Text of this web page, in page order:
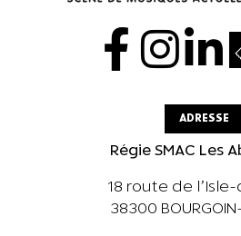
ADRESSE
Régie SMAC Les
18 route de l’Isle-
38300